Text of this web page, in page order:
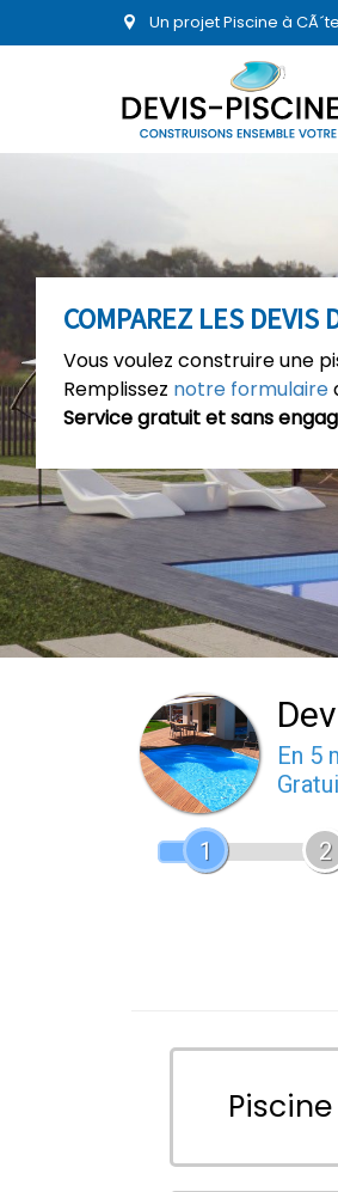
Un projet Piscine à
COMPAREZ LES DEVIS
Vous voulez construire une
Remplissez notre formulaire
Service gratuit et sans
En 5
1 2